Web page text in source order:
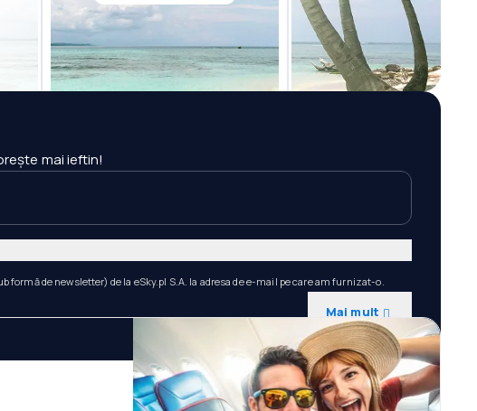
mai ieftin!
de newsletter) de la eSky.pl S.A. la adresa de e-mail pe care am furnizat-o.
Mai mult